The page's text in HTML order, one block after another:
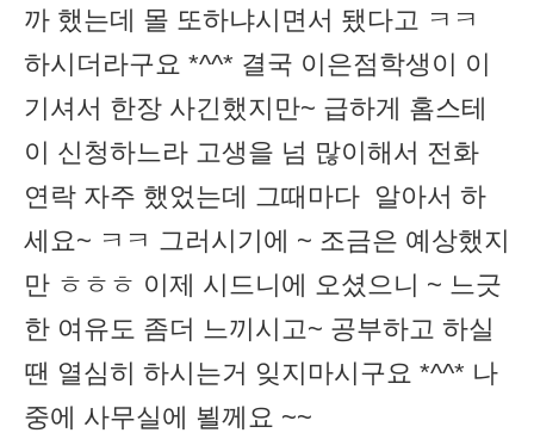
까 했는데 몰 또하냐시면서 됐다고 ㅋㅋ
하시더라구요 *^^* 결국 이은점학생이 이
기셔서 한장 사긴했지만~ 급하게 홈스테
이 신청하느라 고생을 넘 많이해서 전화
연락 자주 했었는데 그때마다 알아서 하
세요~ ㅋㅋ 그러시기에 ~ 조금은 예상했지
만 ㅎㅎㅎ 이제 시드니에 오셨으니 ~ 느긋
한 여유도 좀더 느끼시고~ 공부하고 하실
땐 열심히 하시는거 잊지마시구요 *^^* 나
중에 사무실에 뵐께요 ~~